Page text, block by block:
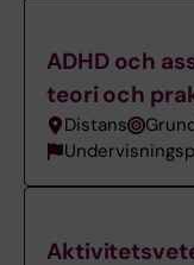
ADHD och
teori och
Distans